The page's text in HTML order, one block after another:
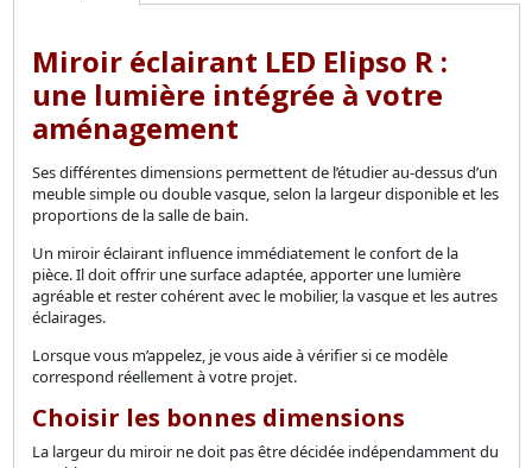
Miroir éclairant LED Elipso R :
une lumière intégrée à votre
aménagement
Ses différentes dimensions permettent de l’étudier au-dessus d’un
meuble simple ou double vasque, selon la largeur disponible et les
proportions de la salle de bain.
Un miroir éclairant influence immédiatement le confort de la
pièce. Il doit offrir une surface adaptée, apporter une lumière
agréable et rester cohérent avec le mobilier, la vasque et les autres
éclairages.
Lorsque vous m’appelez, je vous aide à vérifier si ce modèle
correspond réellement à votre projet.
Choisir les bonnes dimensions
La largeur du miroir ne doit pas être décidée indépendamment du